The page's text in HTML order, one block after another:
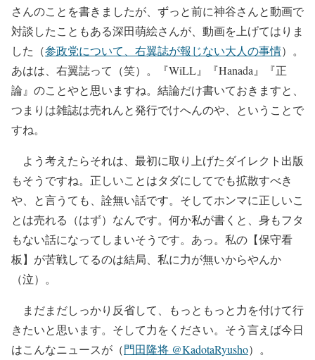
さんのことを書きましたが、ずっと前に神谷さんと動画で
対談したこともある深田萌絵さんが、動画を上げてはりま
した（参政党について、右翼誌が報じない大人の事情）。
あはは、右翼誌って（笑）。『WiLL』『Hanada』『正
論』のことやと思いますね。結論だけ書いておきますと、
つまりは雑誌は売れんと発行でけへんのや、ということで
すね。
よう考えたらそれは、最初に取り上げたダイレクト出版
もそうですね。正しいことはタダにしてでも拡散すべき
や、と言うても、詮無い話です。そしてホンマに正しいこ
とは売れる（はず）なんです。何か私が書くと、身もフタ
もない話になってしまいそうです。あっ。私の【保守看
板】が苦戦してるのは結局、私に力が無いからやんか
（泣）。
まだまだしっかり反省して、もっともっと力を付けて行
きたいと思います。そして力をください。そう言えば今日
はこんなニュースが（門田隆将 @KadotaRyusho）。